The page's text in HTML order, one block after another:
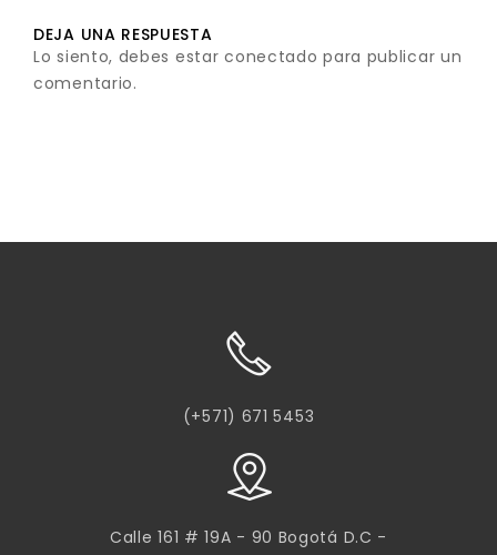
DEJA UNA RESPUESTA
Lo siento, debes estarconectado para publicar un
comentario.
(+571) 671 5453
Calle 161 # 19A - 90 Bogotá D.C -